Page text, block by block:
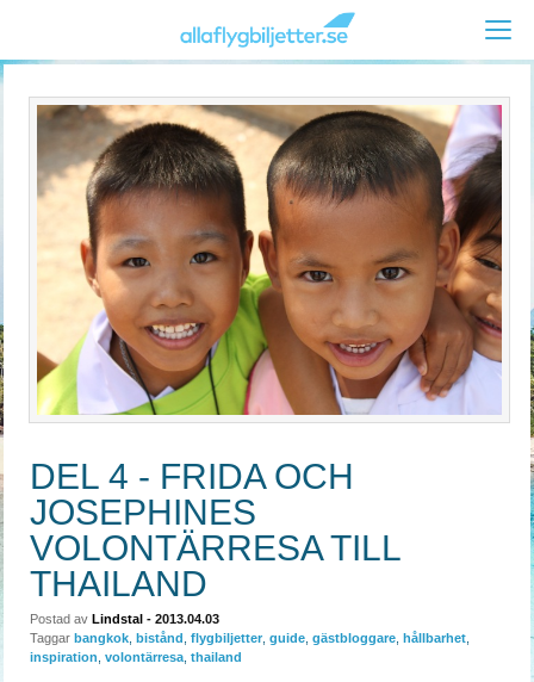
DEL 4 - FRIDA OCH
JOSEPHINES
VOLONTÄRRESA TILL
THAILAND
Postad avLindstal - 2013.04.03
Taggar bangkok ,bistånd ,flygbiljetter ,guide ,gästbloggare ,hållbarhet
inspiration ,volontärresa ,thailand